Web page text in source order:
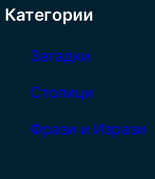
Категории
Загадки
Столици
Фрази и Изрази